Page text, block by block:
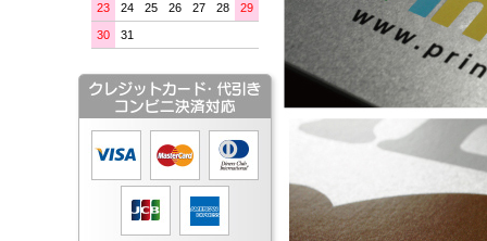
23 24 25 26 27 28 29
30 31